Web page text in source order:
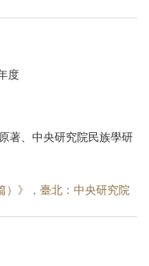
度
著、中央研究院民族學研
）》，臺北：中央研究院